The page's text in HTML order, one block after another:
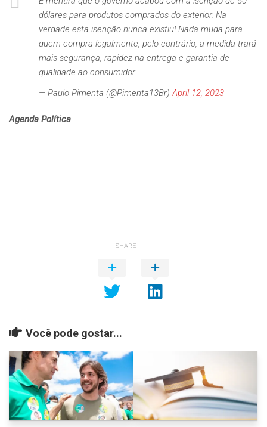
dólares para produtos comprados do exterior. Na
verdade esta isenção nunca existiu! Nada muda para
quem compra legalmente, pelo contrário, a medida trará
mais segurança, rapidez na entrega e garantia de
qualidade ao consumidor.
— Paulo Pimenta (@Pimenta13Br)April 12, 2023
Agenda Política
SHARE
Você pode gostar...